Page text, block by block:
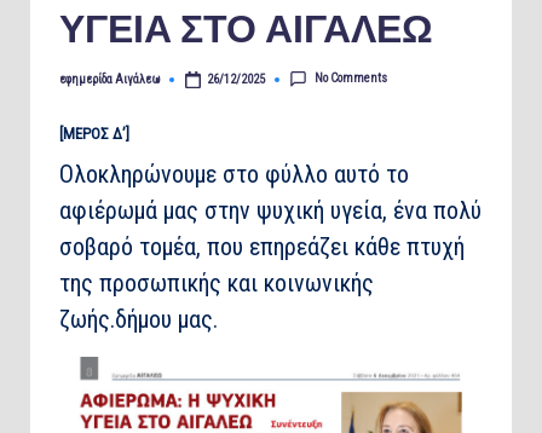
ΥΓΕΙΑ ΣΤΟ ΑΙΓΑΛΕΩ
Posted
εφημερίδα Αιγάλεω 26/12/2025 No Comments
[ΜΕΡΟΣ Δ’]
Ολοκληρώνουμε στο φύλλο αυτό το
αφιέρωμά μας στην ψυχική υγεία, ένα πολύ
σοβαρό τομέα, που επηρεάζει κάθε πτυχή
της προσωπικής και κοινωνικής
ζωής.δήμου μας.